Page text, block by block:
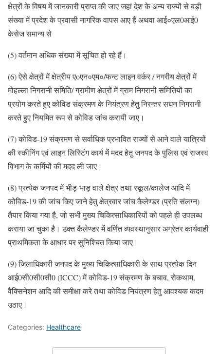
क्षेत्रों के विषय में जानकारी प्राप्त की जाए जहां देश के अन्य राज्यों से बड़ी
संख्या में प्रदेश के प्रवासी नागरिक वापस आए हैं अथवा आई०एल0आई0
केसेज समान्य से
(5) वर्तमान अधिक संख्या में सूचित हो रहे हैं।
(6) ऐसे क्षेत्रों में क्षेत्रीय एoएन०एम०/फन्ट लाइन वर्कर / नगरीय क्षेत्रों में
मोहल्ला निगरानी समिति/ ग्रामीण क्षेत्रों में ग्राम निगरानी समितियों का
प्रयोग करते हुए कोविड संक्रमण के नियंत्रण हेतु निरन्तर सघन निगरानी
करते हुए नियमित रूप से कोविड जांच करायी जाए।
(7) कोविड-19 संक्रमण से सर्वाधिक प्रभावित राज्यों से आने वाले यात्रियों
की स्कीनिंग एवं लाइन लिस्टिंग कार्य में मदद हेतु जनपद के पुलिस एवं राजस्व
विभाग के कर्मियों की मदद ली जाए।
(8) प्रत्येक जनपद में भीड़-भाड़ वाले क्षेत्र तथा स्कूल/कालेज आदि में
कोविड-19 की जांच किए जाने हेतु क्षेत्रवार जांच कैलेण्डर (प्रति संलग्न)
तैयार किया गया है, जो सभी मुख्य चिकित्साधिकारियों को पहले ही उपलब्ध
कराया जा चुका है। उक्त कैलेण्डर में वर्णित व्यवस्थानुसार अग्रेतर कार्यवाही
प्राथमिकता के आधार पर सुनिश्चित किया जाए।
(9) जिलाधिकारी जनपद के मुख्य चिकित्साधिकारी के साथ प्रत्येक दिन
आई0सी0सी0सी0 (ICCC) में कोविड-19 संक्रमण के बचाव, रोकथाम,
वैक्सिनेशन आदि की समीक्षा करे तथा कोविड नियंत्रण हेतु आवश्यक कदम
उठाए।
Categories: Healthcare